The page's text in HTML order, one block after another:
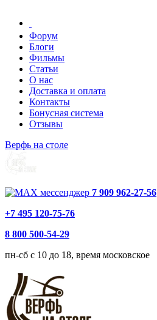
Форум
Блоги
Фильмы
Статьи
О нас
Доставка и оплата
Контакты
Бонусная система
Отзывы
Верфь на столе
7 909 962-27-56
+7 495 120-75-76
8 800 500-54-29
пн-сб с 10 до 18, время московское